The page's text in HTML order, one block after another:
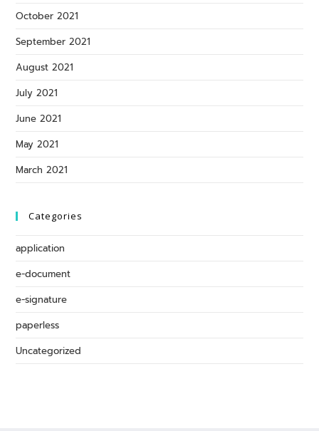
October 2021
September 2021
August 2021
July 2021
June 2021
May 2021
March 2021
Categories
application
e-document
e-signature
paperless
Uncategorized